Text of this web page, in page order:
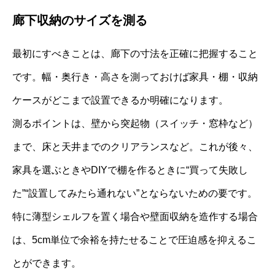
廊下収納のサイズを測る
最初にすべきことは、廊下の寸法を正確に把握すること
です。幅・奥行き・高さを測っておけば家具・棚・収納
ケースがどこまで設置できるか明確になります。
測るポイントは、壁から突起物（スイッチ・窓枠など）
まで、床と天井までのクリアランスなど。これが後々、
家具を選ぶときやDIYで棚を作るときに“買って失敗し
た”“設置してみたら通れない”とならないための要です。
特に薄型シェルフを置く場合や壁面収納を造作する場合
は、5cm単位で余裕を持たせることで圧迫感を抑えるこ
とができます。